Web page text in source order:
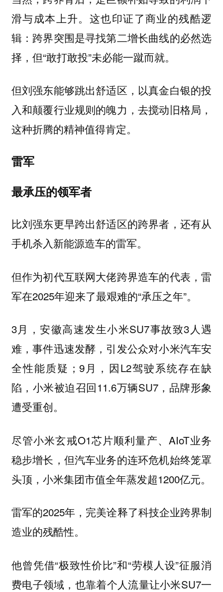
滑与成本上升。这也印证了商业的残酷逻
辑：跨界突围是寻找第二增长曲线的必然选
择，但“敢打敢投”未必能一蹴而就。
但刘强东能够跳出舒适区，以真金白银的投
入和颠覆行业规则的魄力，去搅动旧格局，
这种折腾的精神值得肯定。
雷军
最承压的领军者
比刘强东更早跨出舒适区的跨界者，还有从
手机杀入新能源造车的雷军。
但作为初代互联网大佬跨界造车的代表，雷
军在2025年迎来了最艰难的“承压之年”。
3月，安徽高速发生小米SU7事故致3人遇
难，事件迅速发酵，引发公众对小米汽车安
全性能质疑；9月，因L2驾驶系统存在缺
陷，小米被迫召回11.6万辆SU7，品牌形象
遭受重创。
尽管小米玄戒O1芯片顺利量产、AIoT业务
稳步增长，但汽车业务的连环危机始终笼罩
头顶，小米集团市值全年蒸发超1200亿元。
雷军的2025年，完美诠释了科技企业跨界制
造业的残酷性。
他曾凭借“极致性价比”和“劳模人设”征服消
费电子领域，也靠着个人流量让小米SU7一